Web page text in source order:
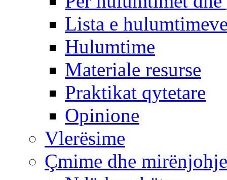
Lista e
Hulumtime
Materiale resurse
Praktikat qytetare
Opinione
Vlerësime
Çmime dhe mirënjohje